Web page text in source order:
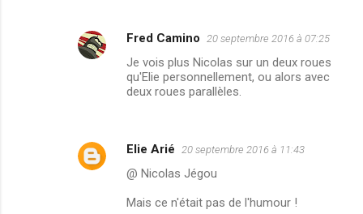
Fred Camino 20 septembre 2016 à 07:25
Je vois plus Nicolas sur un deux roues
qu'Elie personnellement, ou alors avec
deux roues parallèles.
Elie Arié 20 septembre 2016 à 11:43
@ Nicolas Jégou
Mais ce n'était pas de l'humour !